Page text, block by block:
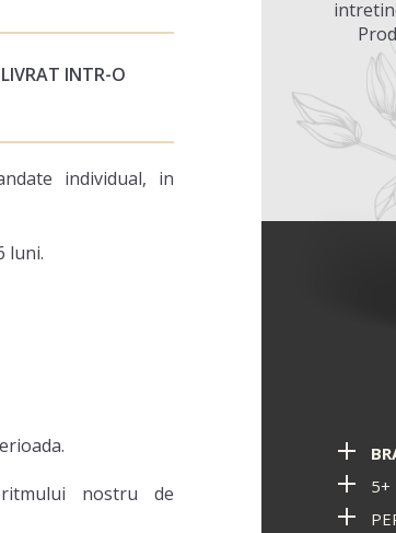
5+
INTR-O
individual, in
luni.
nostru de